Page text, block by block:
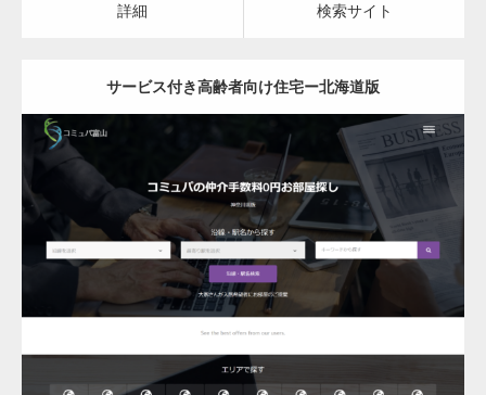
詳細 検索サイト
サービス付き高齢者向け住宅ー北海道版
更新日： 2023.03.09
サービス付き高齢者向け住宅
詳細 検索サイト